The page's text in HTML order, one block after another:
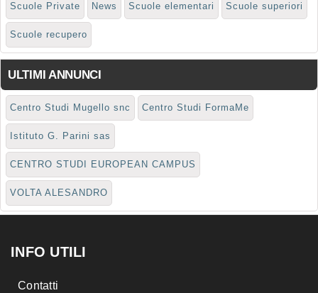
Scuole Private News Scuole elementari Scuole superiori
Scuole recupero
ULTIMI ANNUNCI
Centro Studi Mugello snc Centro Studi FormaMe
Istituto G. Parini sas
CENTRO STUDI EUROPEAN CAMPUS
VOLTA ALESANDRO
INFO UTILI
Contatti